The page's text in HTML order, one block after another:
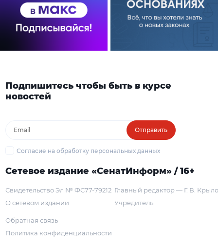
Подпишитесь чтобы быть в курсе
новостей
Отправить
Согласие на обработку персональных данных
Сетевое издание «СенатИнформ» / 16+
Свидетельство Эл № ФС77-79212
О сетевом издании
Главный редактор — Г. В.
Учредитель
Обратная связь
Политика конфиденциальности